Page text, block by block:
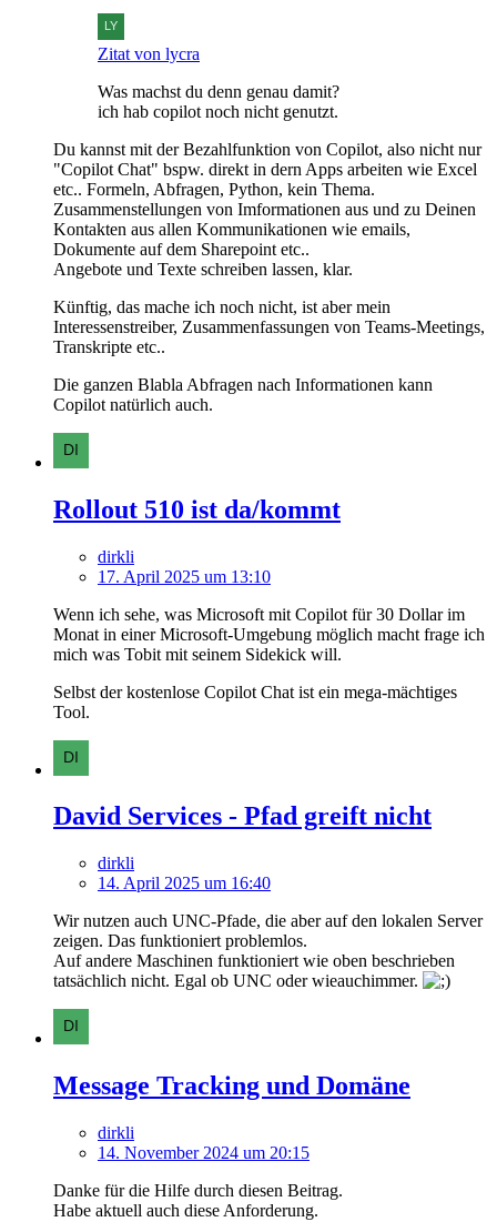
Zitat von lycra
Was machst du denn genau damit?
ich hab copilot noch nicht genutzt.
Du kannst mit der Bezahlfunktion von Copilot, also nicht nur
"Copilot Chat" bspw. direkt in dern Apps arbeiten wie Excel
etc.. Formeln, Abfragen, Python, kein Thema.
Zusammenstellungen von Imformationen aus und zu Deinen
Kontakten aus allen Kommunikationen wie emails,
Dokumente auf dem Sharepoint etc..
Angebote und Texte schreiben lassen, klar.
Künftig, das mache ich noch nicht, ist aber mein
Interessenstreiber, Zusammenfassungen von Teams-Meetings,
Transkripte etc..
Die ganzen Blabla Abfragen nach Informationen kann
Copilot natürlich auch.
Rollout 510 ist da/kommt
dirkli
17. April 2025 um 13:10
Wenn ich sehe, was Microsoft mit Copilot für 30 Dollar im
Monat in einer Microsoft-Umgebung möglich macht frage ich
mich was Tobit mit seinem Sidekick will.
Selbst der kostenlose Copilot Chat ist ein mega-mächtiges
Tool.
David Services - Pfad greift nicht
dirkli
14. April 2025 um 16:40
Wir nutzen auch UNC-Pfade, die aber auf den lokalen Server
zeigen. Das funktioniert problemlos.
Auf andere Maschinen funktioniert wie oben beschrieben
tatsächlich nicht. Egal ob UNC oder wieauchimmer.
Message Tracking und Domäne
dirkli
14. November 2024 um 20:15
Danke für die Hilfe durch diesen Beitrag.
Habe aktuell auch diese Anforderung.